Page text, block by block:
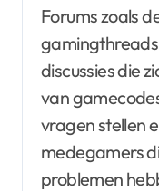
Forums zoals
discussies die
van
vragen stellen
medegamers
problemen